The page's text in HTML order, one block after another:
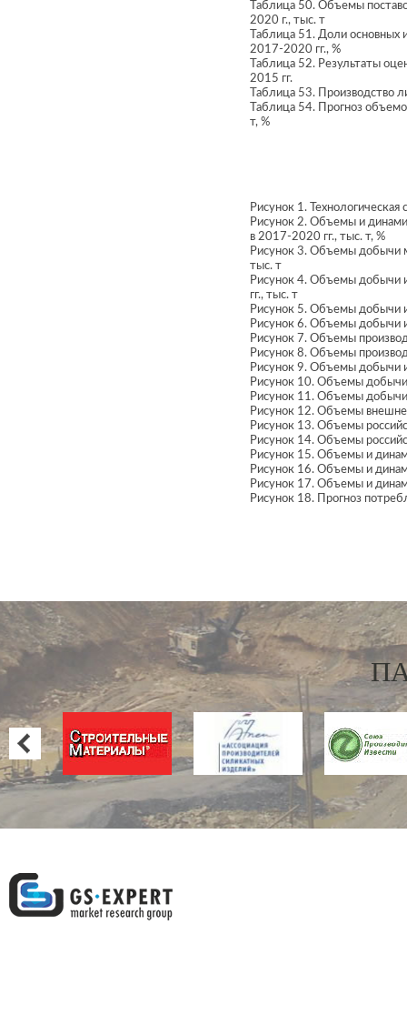
Таблица 50. Объемы
2020 г., тыс. т
Таблица 51. Доли основных
2017-2020 гг., %
Таблица 52. Результаты
2015 гг.
Таблица 53. Производство
Таблица 54. Прогноз
т, %
Рисунок 1. Технологическая
Рисунок 2. Объемы и
в 2017-2020 гг., тыс. т, %
Рисунок 3. Объемы добычи
тыс. т
Рисунок 4. Объемы добычи
гг., тыс. т
Рисунок 5. Объемы добычи
Рисунок 6. Объемы добычи
Рисунок 7. Объемы
Рисунок 8. Объемы
Рисунок 9. Объемы добычи
Рисунок 10. Объемы добычи
Рисунок 11. Объемы добычи
Рисунок 12. Объемы
Рисунок 13. Объемы
Рисунок 14. Объемы
Рисунок 15. Объемы и
Рисунок 16. Объемы и
Рисунок 17. Объемы и
Рисунок 18. Прогноз